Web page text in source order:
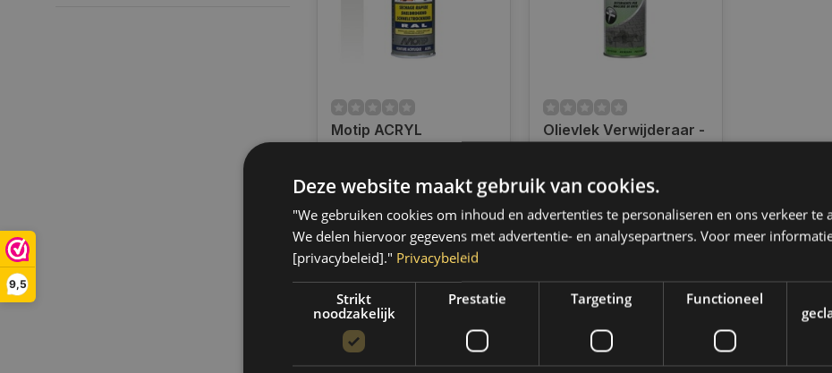
9,5
Motip ACRYL
VERNIS l 07242
Op voorraad
Op voorraad verzending
binnen 1 a 2 werkdagen.
Boven de 50,- gratis
verzending. (NL & BE)
€13,95
Vergelijk
Olievlek Verwijderaar -
Only 2 left
Op voorraad verzending
binnen 1 a 2 werkdagen.
Boven de 50,- gratis
verzending. (NL & BE)
€9,25
Deze website maakt gebruik van cookies.
"We gebruiken cookies om inhoud en advertenties te personaliseren en ons verkeer te
We delen hiervoor gegevens met advertentie- en analysepartners. Voor meer
[privacybeleid]." Privacybeleid
Strikt
noodzakelijk
Prestatie Targeting Functioneel